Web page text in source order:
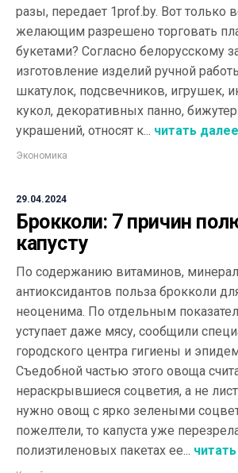
разы, передает 1prof.by. Вот только
желающим разрешено торговать
букетами? Согласно белорусскому
изготовление изделий ручной
шкатулок, подсвечников, игрушек,
кукол, декоративных панно,
украшений, относят к... читать далее
Экономика
29.04.2024
Брокколи: 7 причин
капусту
По содержанию витаминов,
антиоксидантов польза брокколи
неоценима. По отдельным
уступает даже мясу, сообщили
городского центра гигиены и
Съедобной частью этого овоща
нераскрывшиеся соцветия, а не
нужно овощ с ярко зелеными
пожелтели, то капуста уже
полиэтиленовых пакетах ее...